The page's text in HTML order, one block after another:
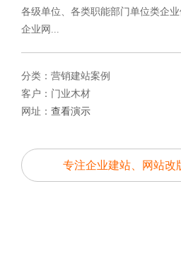
各级单位、各类职能部门单位类企
企业网...
分类：营销建站案例
客户：门业木材
网址： 查看演示
专注企业建站、网站改